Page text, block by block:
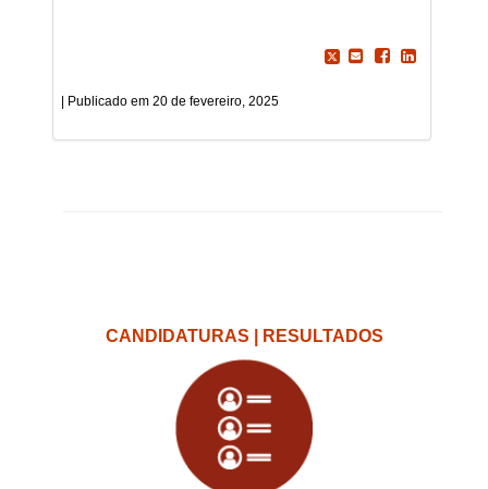
20 de fevereiro, 2025
CANDIDATURAS | RESULTADOS